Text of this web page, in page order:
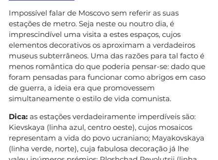
Impossível falar de Moscovo sem referir as suas
estações de metro. Seja neste ou noutro dia, é
imprescindível uma visita a estes espaços, cujos
elementos decorativos os aproximam a verdadeiros
museus subterrâneos. Uma das razões para tal facto é
menos romântica do que poderia pensar-se: dado que
foram pensadas para funcionar como abrigos em caso
de guerra, a ideia era que promovessem
simultaneamente o estilo de vida comunista.
Dica: as estações verdadeiramente imperdíveis são:
Kievskaya (linha azul, centro oeste), cujos mosaicos
representam a vida do povo ucraniano; Mayakovskaya
(linha verde, norte), cuja fabulosa decoração já lhe